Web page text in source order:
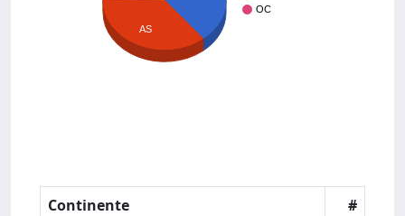
OC
AS
Continente
#